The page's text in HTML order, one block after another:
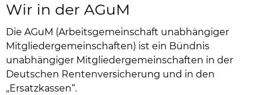
Wir in der AGuM
Die AGuM (Arbeitsgemeinschaft unabhängiger
Mitgliedergemeinschaften) ist ein Bündnis
unabhängiger Mitgliedergemeinschaften in der
Deutschen Rentenversicherung und in den
„Ersatzkassen“.